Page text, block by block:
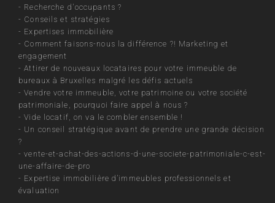
- Recherche d'occupants ?
- Conseils et stratégies
- Expertises immobilière
- Comment faisons-nous la différence ?! Marketing et
engagement
-Attirer de nouveaux locataires pour votre immeuble de
bureaux à Bruxelles malgré les défis actuels
-Vendre votre immeuble, votre patrimoine ou votre société
patrimoniale, pourquoi faire appel à nous ?
-Vide locatif, on va le combler ensemble !
- Un conseil stratégique avant de prendre une grande décision
?
-vente-et-achat-des-actions-d-une-societe-patrimoniale-c-est-
une-affaire-de-pro
- Expertise immobilière d’immeubles professionnels et
évaluation